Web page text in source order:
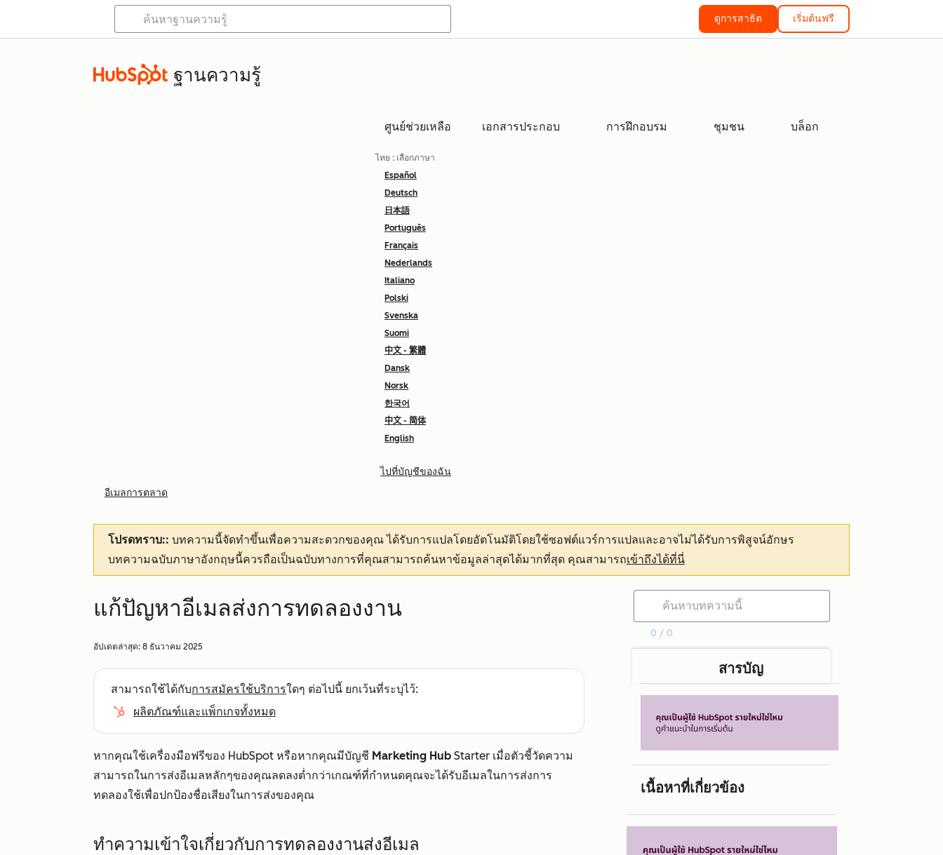
ดูการสาธิต เริ่มต้นฟรี
ฐานความรู้
ศูนย์ช่วยเหลือ เอกสารประกอบ การฝึกอบรม ชุมชน บล็อก
ไทย : เลือกภาษา
Español
Deutsch
日本語
Português
Français
Nederlands
Italiano
Polski
Svenska
Suomi
中文 - 繁體
Dansk
Norsk
한국어
中文 - 简体
English
ไปที่บัญชีของฉัน
อีเมลการตลาด
โปรดทราบ:: บทความนี้จัดทำขึ้นเพื่อความสะดวกของคุณได้รับการแปลโดยอัตโนมัติโดยใช้ซอฟต์แวร์การแปลและอาจไม่ได้รับการพิสูจน์อักษร
บทความฉบับภาษาอังกฤษนี้ควรถือเป็นฉบับทางการที่คุณสามารถค้นหาข้อมูลล่าสุดได้มากที่สุด คุณสามารถเข้าถึงได้ที่นี่
แก้ปัญหาอีเมลส่งการทดลองงาน
อัปเดตล่าสุด: 8 ธันวาคม 2025
สามารถใช้ได้กับการสมัครใช้บริการใดๆ ต่อไปนี้ ยกเว้นที่ระบุไว้:
ผลิตภัณฑ์และแพ็กเกจทั้งหมด
หากคุณใช้เครื่องมือฟรีของ HubSpot หรือหากคุณมีบัญชี Marketing Hub Starter เมื่อตัวชี้วัดความ
สามารถในการส่งอีเมลหลักๆของคุณลดลงต่ำกว่าเกณฑ์ที่กำหนดคุณจะได้รับอีเมลในการส่งการ
ทดลองใช้เพื่อปกป้องชื่อเสียงในการส่งของคุณ
ทำความเข้าใจเกี่ยวกับการทดลองงานส่งอีเมล
0 / 0
สารบัญ
เนื้อหาที่เกี่ยวข้อง